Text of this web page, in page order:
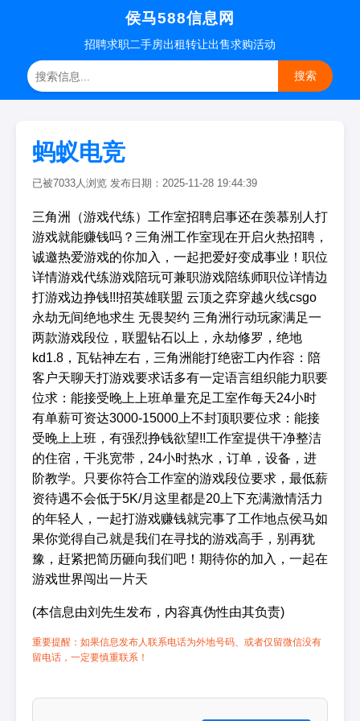
侯马588信息网
招聘求职二手房出租转让出售求购活动
搜索
蚂蚁电竞
已被7033人浏览 发布日期：2025-11-28 19:44:39
三角洲（游戏代练）工作室招聘启事还在羡慕别人打
游戏就能赚钱吗？三角洲工作室现在开启火热招聘，
诚邀热爱游戏的你加入，一起把爱好变成事业！职位
详情游戏代练游戏陪玩可兼职游戏陪练师职位详情边
打游戏边挣钱!!!招英雄联盟 云顶之弈穿越火线csgo
永劫无间绝地求生 无畏契约 三角洲行动玩家满足一
两款游戏段位，联盟钻石以上，永劫修罗，绝地
kd1.8，瓦钻神左右，三角洲能打绝密工内作容：陪
客户天聊天打游戏要求话多有一定语言组织能力职要
位求：能接受晚上上班单量充足工室作每天24小时
有单薪可资达3000-15000上不封顶职要位求：能接
受晚上上班，有强烈挣钱欲望!!工作室提供干净整洁
的住宿，干兆宽带，24小时热水，订单，设备，进
阶教学。只要你符合工作室的游戏段位要求，最低薪
资待遇不会低于5K/月这里都是20上下充满激情活力
的年轻人，一起打游戏赚钱就完事了工作地点侯马如
果你觉得自己就是我们在寻找的游戏高手，别再犹
豫，赶紧把简历砸向我们吧！期待你的加入，一起在
游戏世界闯出一片天
(本信息由刘先生发布，内容真伪性由其负责)
重要提醒：如果信息发布人联系电话为外地号码、或者仅留微信没有
留电话，一定要慎重联系！